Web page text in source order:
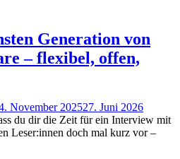
Generation von
– flexibel, offen,
November 202527. Juni 2026
du dir die Zeit für ein Interview mit
Leser:innen doch mal kurz vor –